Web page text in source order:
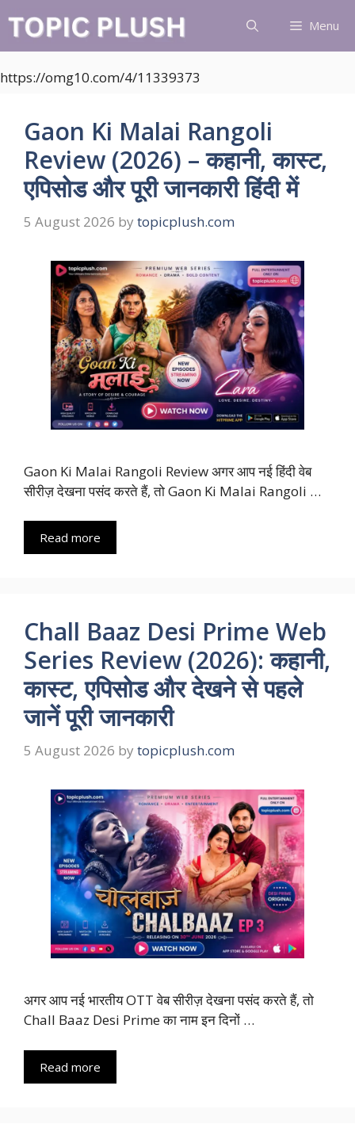
content
Menu
https://omg10.com/4/11339373
Gaon Ki Malai Rangoli
Review (2026) – कहानी, कास्ट,
एपिसोड और पूरी जानकारी हिंदी में
5 August 2026 by topicplush.com
Gaon Ki Malai Rangoli Review अगर आप नई हिंदी वेब
सीरीज़ देखना पसंद करते हैं, तो Gaon Ki Malai Rangoli …
Read more
Chall Baaz Desi Prime Web
Series Review (2026): कहानी,
कास्ट, एपिसोड और देखने से पहले
जानें पूरी जानकारी
5 August 2026 by topicplush.com
अगर आप नई भारतीय OTT वेब सीरीज़ देखना पसंद करते हैं, तो
Chall Baaz Desi Prime का नाम इन दिनों …
Read more